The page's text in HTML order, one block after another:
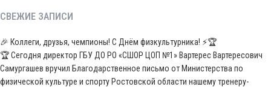
СВЕЖИЕ ЗАПИСИ
🎉 Коллеги, друзья, чемпионы! С Днём физкультурника! ⚡️🏆
🏆 Сегодня директор ГБУ ДО РО «СШОР ЦОП №1» Вартерес Вартересович
Самургашев вручил Благодарственное письмо от Министерства по
физической культуре и спорту Ростовской области нашему тренеру-